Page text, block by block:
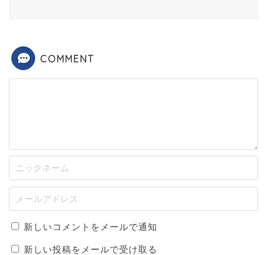
COMMENT
新しいコメントをメールで通知
新しい投稿をメールで受け取る